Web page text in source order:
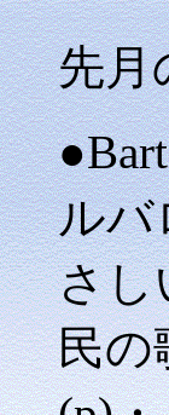
先月
ルバ
さし
民の